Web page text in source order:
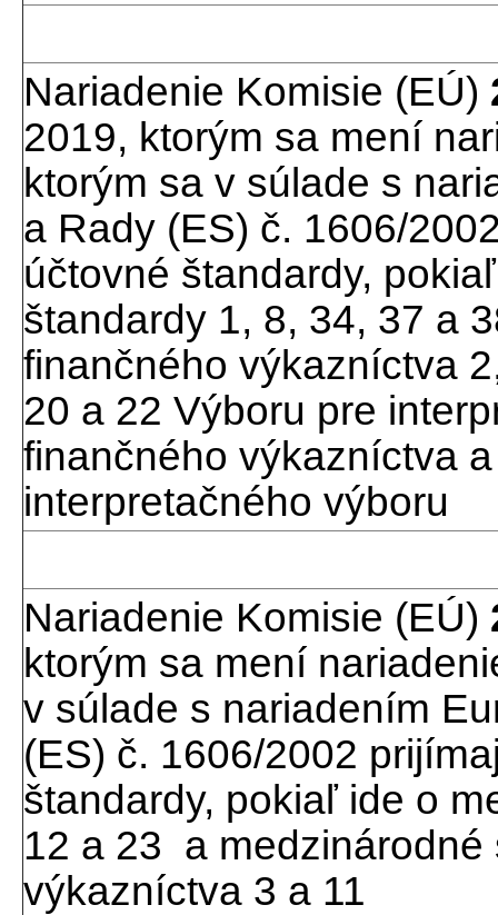
Nariadenie Komisie (EÚ)
2019, ktorým sa mení
ktorým sa v súlade s
a Rady (ES) č. 1606/
účtovné štandardy,
štandardy 1, 8, 34, 37 a
finančného výkazníctva
20 a 22 Výboru pre
finančného výkazníctva
interpretačného výboru
Nariadenie Komisie (EÚ)
ktorým sa mení
v súlade s nariadením
(ES) č. 1606/2002
štandardy, pokiaľ ide o
12 a 23 a
výkazníctva 3 a 11